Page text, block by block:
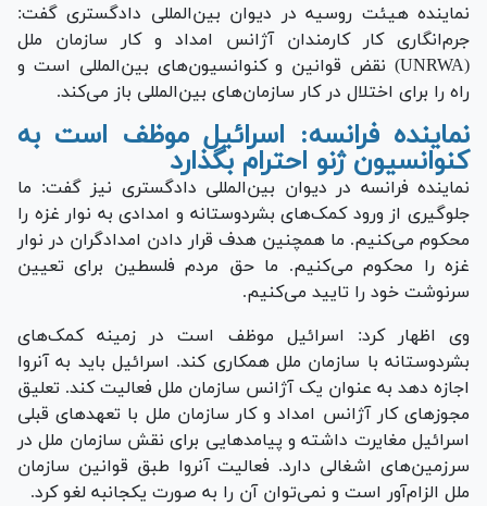
نماینده هیئت روسیه در دیوان بین‌المللی دادگستری گفت:
جرم‌انگاری کار کارمندان آژانس امداد و کار سازمان ملل
(UNRWA) نقض قوانین و کنوانسیون‌های بین‌المللی است و
راه را برای اختلال در کار سازمان‌های بین‌المللی باز می‌کند.
نماینده فرانسه: اسرائیل موظف است به
کنوانسیون ژنو احترام بگذارد
نماینده فرانسه در دیوان بین‌المللی دادگستری نیز گفت: ما
جلوگیری از ورود کمک‌های بشردوستانه و امدادی به نوار غزه را
محکوم می‌کنیم. ما همچنین هدف قرار دادن امدادگران در نوار
غزه را محکوم می‌کنیم. ما حق مردم فلسطین برای تعیین
سرنوشت خود را تایید می‌کنیم.
وی اظهار کرد: اسرائیل موظف است در زمینه کمک‌های
بشردوستانه با سازمان ملل همکاری کند. اسرائیل باید به آنروا
اجازه دهد به عنوان یک آژانس سازمان ملل فعالیت کند. تعلیق
مجوز‌های کار آژانس امداد و کار سازمان ملل با تعهد‌های قبلی
اسرائیل مغایرت داشته و پیامد‌هایی برای نقش سازمان ملل در
سرزمین‌های اشغالی دارد. فعالیت آنروا طبق قوانین سازمان
ملل الزام‌آور است و نمی‌توان آن را به صورت یکجانبه لغو کرد.